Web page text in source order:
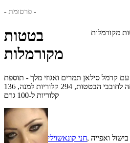
- פרסומת -
מקורמלות
בטטות
מקורמלות
קרמל סילאן תמרים ואגוזי מלך - תוספת
מתוקה וטעימה לארוחה לחובבי הבטטות, 294 קלוריות למנה, 136
קלוריות ל-100 גרם
חני קונאשוילי ואפייה